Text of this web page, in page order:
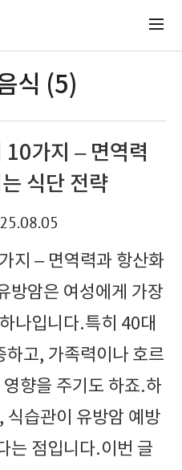
식 (5)
10가지 – 면역력
식단 전략
지 – 면역력과 항산화
방암은 여성에게 가장
나입니다.특히 40대
하고, 가족력이나 호르
향을 주기도 하죠.하
식습관이 유방암 예방
는 점입니다.이번 글